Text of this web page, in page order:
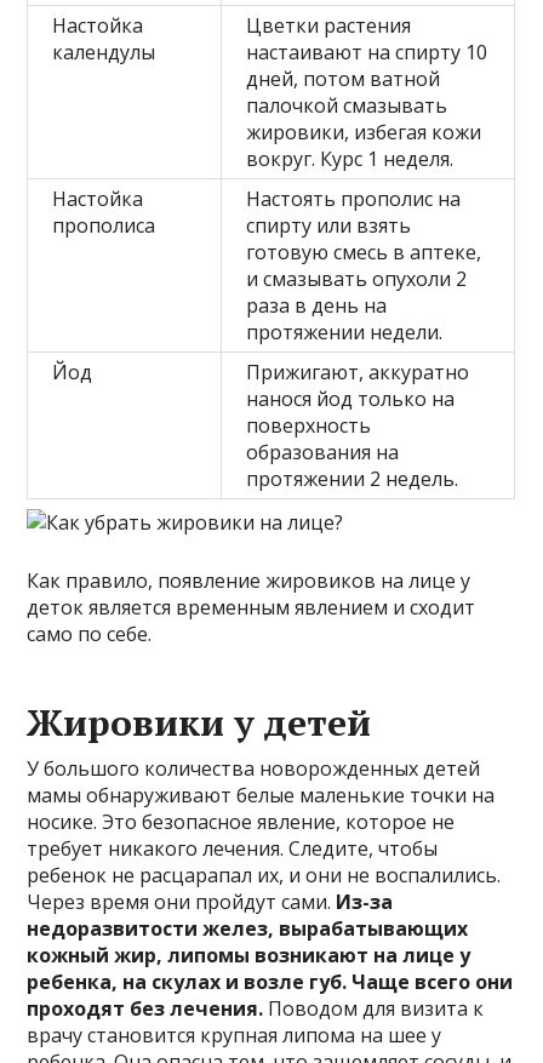
Настойка
календулы
Цветки растения
настаивают на спирту 10
дней, потом ватной
палочкой смазывать
жировики, избегая кожи
вокруг. Курс 1 неделя.
Настойка
прополиса
Настоять прополис на
спирту или взять
готовую смесь в аптеке,
и смазывать опухоли 2
раза в день на
протяжении недели.
Йод
Прижигают, аккуратно
нанося йод только на
поверхность
образования на
протяжении 2 недель.
Как правило, появление жировиков на лице у
деток является временным явлением и сходит
само по себе.
Жировики у детей
У большого количества новорожденных детей
мамы обнаруживают белые маленькие точки на
носике. Это безопасное явление, которое не
требует никакого лечения. Следите, чтобы
ребенок не расцарапал их, и они не воспалились.
Через время они пройдут сами. Из-за
недоразвитости желез, вырабатывающих
кожный жир, липомы возникают на лице у
ребенка, на скулах и возле губ. Чаще всего они
проходят без лечения. Поводом для визита к
врачу становится крупная липома на шее у